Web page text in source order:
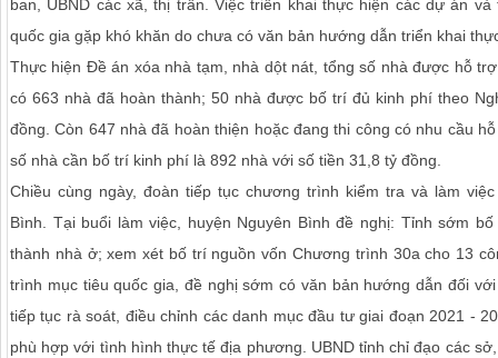
ban, UBND các xã, thị trấn. Việc triển khai thực hiện các dự án
quốc gia gặp khó khăn do chưa có văn bản hướng dẫn triển khai
Thực hiện Đề án xóa nhà tạm, nhà dột nát, tổng số nhà được hỗ
có 663 nhà đã hoàn thành; 50 nhà được bố trí đủ kinh phí theo
đồng. Còn 647 nhà đã hoàn thiện hoặc đang thi công có nhu cầu
số nhà cần bố trí kinh phí là 892 nhà với số tiền 31,8 tỷ đồng.
Chiều cùng ngày, đoàn tiếp tục chương trình kiểm tra và làm
Bình. Tại buổi làm việc, huyện Nguyên Bình đề nghị: Tỉnh sớm
thành nhà ở; xem xét bố trí nguồn vốn Chương trình 30a cho 13
trình mục tiêu quốc gia, đề nghị sớm có văn bản hướng dẫn đối
tiếp tục rà soát, điều chỉnh các danh mục đầu tư giai đoạn 2021 -
phù hợp với tình hình thực tế địa phương. UBND tỉnh chỉ đạo các